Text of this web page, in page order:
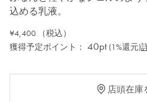
込める乳液。
¥4,400（税込）
獲得予定ポイント： 40pt (1%還元)
店頭在庫